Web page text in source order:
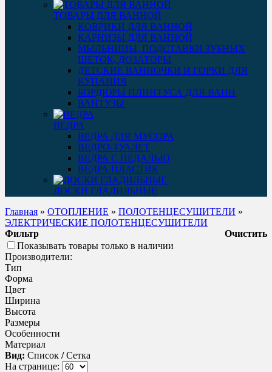
ТОВАРЫ ДЛЯ ВАННОЙ
КОВРИКИ ДЛЯ ВАННОЙ
КАРНИЗЫ ДЛЯ ВАННОЙ
МЫЛЬНИЦЫ, ПОДСТАВКИ ЗУБНЫХ
ЩЕТОК, ДОЗАТОРЫ
ДЕТСКИЕ ВАННОЧКИ И ГОРКИ ДЛЯ
КУПАНИЯ
БОРДЮРЫ ПЛИНТУСА ДЛЯ ВАНН
ВАНТУЗЫ
ВЕДРА
ВЕДРА ДЛЯ МУСОРА
ВЕДРО-ТУАЛЕТ
ВЕДРА С ПЕДАЛЬЮ
ВЕДРА ПЛАСТИК
ДОСКИ ГЛАДИЛЬНЫЕ
Главная » ОТОПЛЕНИЕ » ПОЛОТЕНЦЕСУШИТЕЛИ »
ЭЛЕКТРИЧЕСКИЕ ПОЛОТЕНЦЕСУШИТЕЛИ
Фильтр
Очистить
Показывать товары только в наличии
Производители:
Тип
Форма
Цвет
Ширина
Высота
Размеры
Особенности
Материал
Вид: Список / Сетка
На странице: